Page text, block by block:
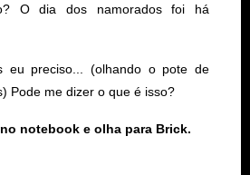
O dia dos namorados foi há
eu preciso... (olhando o pote de
Pode me dizer o que é isso?
notebook e olha para Brick.